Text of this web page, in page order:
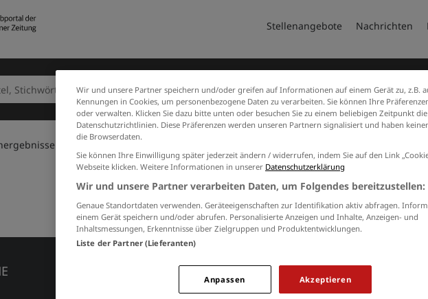
Stellenangebote Nachrichten
Jobs von Bernhard-Frenken-
Keine Suchergebnisse gefunden.
FÜR ARBEITGEBER KONTAKT
Sie interessieren sich für eine
Wir und unsere Partner speichern und/oder greifen auf Informationen auf einem Gerät zu, z.B.
Kennungen in Cookies, um personenbezogene Daten zu verarbeiten. Sie können Ihre
oder verwalten. Klicken Sie dazu bitte unten oder besuchen Sie zu einem beliebigen Zeitpunkt
Datenschutzrichtlinien. Diese Präferenzen werden unseren Partnern signalisiert und haben
die Browserdaten.
Sie können Ihre Einwilligung später jederzeit ändern / widerrufen, indem Sie auf den Link
Webseite klicken. Weitere Informationen in unserer Datenschutzerklärung
Wir und unsere Partner verarbeiten Daten, um Folgendes bereitzustellen:
Genaue Standortdaten verwenden. Geräteeigenschaften zur Identifikation aktiv abfragen.
einem Gerät speichern und/oder abrufen. Personalisierte Anzeigen und Inhalte, Anzeigen- und
Inhaltsmessungen, Erkenntnisse über Zielgruppen und Produktentwicklungen.
Liste der Partner (Lieferanten)
Akzeptieren
Anpassen